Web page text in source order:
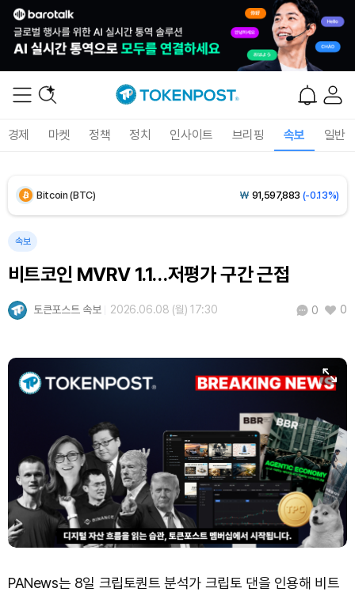
경제 마켓 정책 정치 인사이트 브리핑 속보 일반
Solana (SOL) ₩ 104,095(-1.09%)
Bitcoin (BTC) ₩ 91,597,883 (-0.13%)
속보
비트코인 MVRV 1.1…저평가 구간 근접
토큰포스트 속보 2026.06.08 (월) 17:30 0 0
PANews는 8일 크립토퀀트 분석가 크립토 댄을 인용해 비트